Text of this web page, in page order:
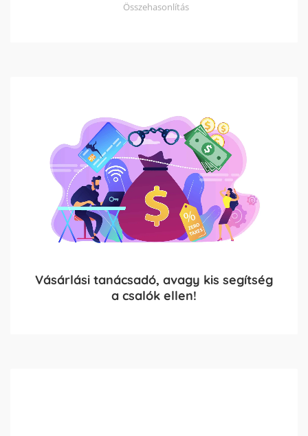
Összehasonlítás
Vásárlási tanácsadó, avagy kis segítség
a csalók ellen!